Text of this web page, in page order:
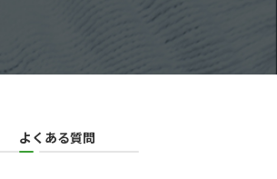
よくある質問